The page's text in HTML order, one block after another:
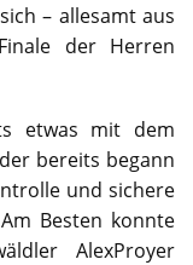
– allesamt aus
der Herren
etwas mit dem
bereits begann
und sichere
Besten konnte
AlexProyer